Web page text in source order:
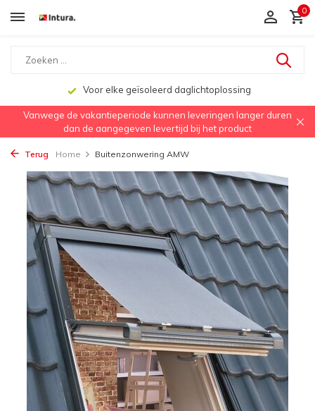
0
Voor elke geïsoleerd daglichtoplossing
Vanwege de vakantieperiode kunnen leveringen langer duren
dan de aangegeven levertijd bij het product
Terug Home Buitenzonwering AMW